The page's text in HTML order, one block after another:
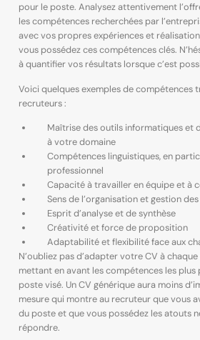
pour le poste. Analysez attentivement
les compétences recherchées par
avec vos propres expériences et
vous possédez ces compétences clés.
à quantifier vos résultats lorsque c’est
Voici quelques exemples de compétences
recruteurs :
Maîtrise des outils informatiques et
à votre domaine
Compétences linguistiques, en
professionnel
Capacité à travailler en équipe et à
Sens de l’organisation et gestion
Esprit d’analyse et de synthèse
Créativité et force de proposition
Adaptabilité et flexibilité face aux
N’oubliez pas d’adapter votre CV à
mettant en avant les compétences les
poste visé. Un CV générique aura moins
mesure qui montre au recruteur que vous
du poste et que vous possédez les atouts
répondre.